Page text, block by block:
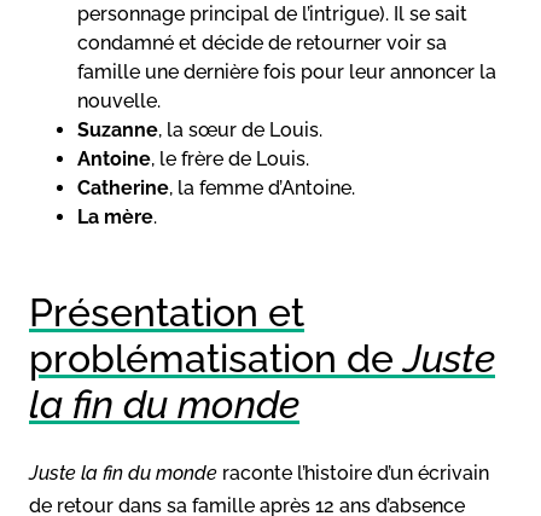
personnage principal de l’intrigue). Il se sait
condamné et décide de retourner voir sa
famille une dernière fois pour leur annoncer la
nouvelle.
Suzanne, la sœur de Louis.
Antoine, le frère de Louis.
Catherine, la femme d’Antoine.
La mère.
Présentation et
problématisation deJuste
la fin du monde
Juste la fin du monde raconte l’histoire d’un écrivain
de retour dans sa famille après 12 ans d’absence